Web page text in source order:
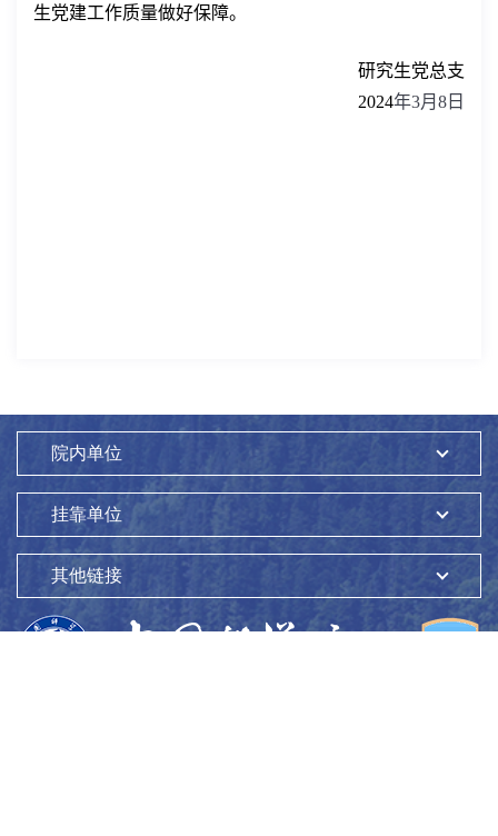
生党建工作质量做好保障。
研究生党总支
2024年3月 8 日
院内单位
挂靠单位
其他链接